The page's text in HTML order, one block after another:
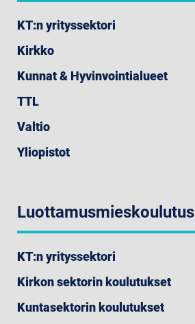
KT:n yrityssektori
Kirkko
Kunnat & Hyvinvointialueet
TTL
Valtio
Yliopistot
Luottamusmieskoulutus
KT:n yrityssektori
Kirkon sektorin koulutukset
Kuntasektorin koulutukset